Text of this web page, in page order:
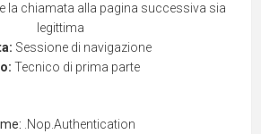
la chiamata alla pagina successiva sia
legittima
Sessione di navigazione
Tecnico di prima parte
.Nop.Authentication